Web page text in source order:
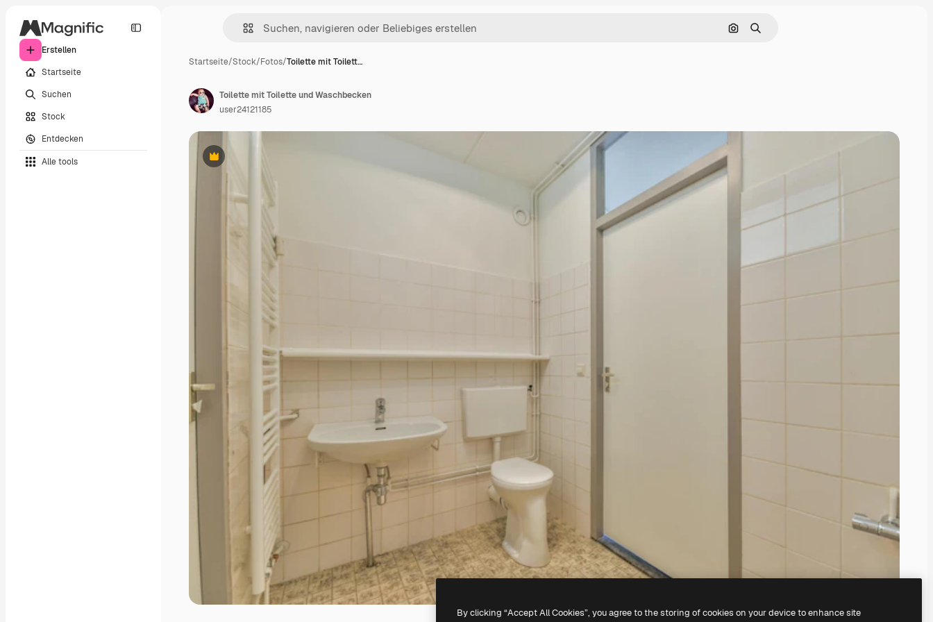
Erstellen
Startseite
Suchen
Stock
Entdecken
Alle tools
Nach Bild suchen
Suchen
Startseite/Stock/Fotos/Toilette mit Toilett…
Premium
Toilette mit Toilette und Waschbecken
user24121185
By clicking “Accept All Cookies”, you agree to the storing of cookies on your device to enhance site